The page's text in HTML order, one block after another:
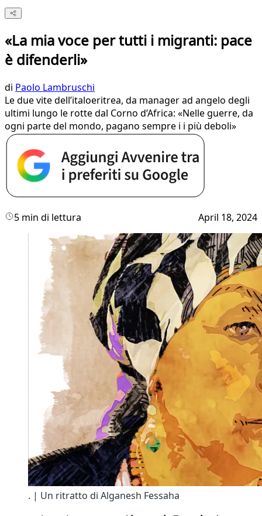
«La mia voce per tutti i migranti: pace
è difenderli»
di Paolo Lambruschi
Le due vite dell’italoeritrea, da manager ad angelo degli
ultimi lungo le rotte dal Corno d’Africa: «Nelle guerre, da
ogni parte del mondo, pagano sempre i i più deboli»
5 min di lettura April 18, 2024
. | Un ritratto di Alganesh Fessaha